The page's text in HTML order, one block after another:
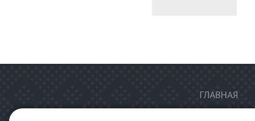
ГЛАВНАЯ